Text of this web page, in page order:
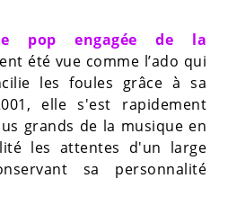
pop engagée de la
été vue comme l’ado qui
les foules grâce à sa
elle s'est rapidement
grands de la musique en
les attentes d'un large
sa personnalité